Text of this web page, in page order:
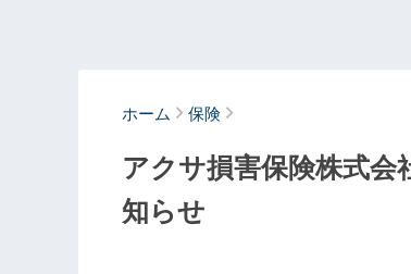
ホーム 保険
アクサ損害保険株式
知らせ